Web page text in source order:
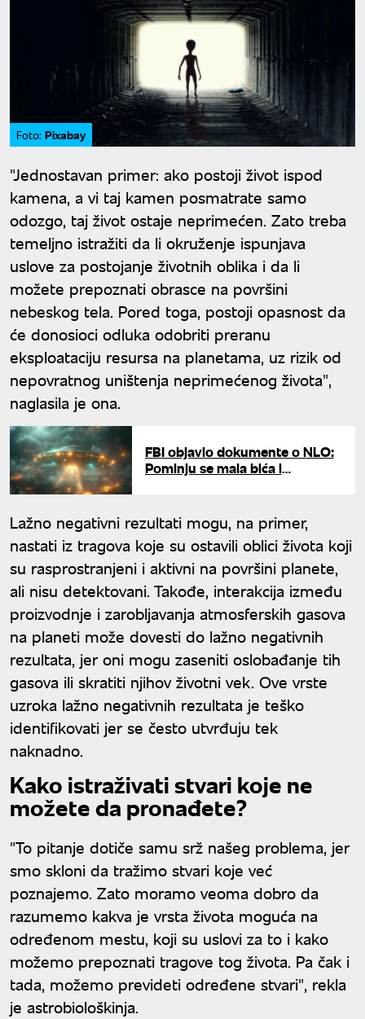
Foto: Pixabay
"Jednostavan primer: ako postoji život ispod
kamena, a vi taj kamen posmatrate samo
odozgo, taj život ostaje neprimećen. Zato treba
temeljno istražiti da li okruženje ispunjava
uslove za postojanje životnih oblika i da li
možete prepoznati obrasce na površini
nebeskog tela. Pored toga, postoji opasnost da
će donosioci odluka odobriti preranu
eksploataciju resursa na planetama, uz rizik od
nepovratnog uništenja neprimećenog života",
naglasila je ona.
FBI objavio dokumente o NLO:
Pominju se mala bića i
Lažno negativni rezultati mogu, na primer,
nastati iz tragova koje su ostavili oblici života koji
su rasprostranjeni i aktivni na površini planete,
ali nisu detektovani. Takođe, interakcija između
proizvodnje i zarobljavanja atmosferskih gasova
na planeti može dovesti do lažno negativnih
rezultata, jer oni mogu zaseniti oslobađanje tih
gasova ili skratiti njihov životni vek. Ove vrste
uzroka lažno negativnih rezultata je teško
identifikovati jer se često utvrđuju tek
naknadno.
Kako istraživati stvari koje ne
možete da pronađete?
"To pitanje dotiče samu srž našeg problema, jer
smo skloni da tražimo stvari koje već
poznajemo. Zato moramo veoma dobro da
razumemo kakva je vrsta života moguća na
određenom mestu, koji su uslovi za to i kako
možemo prepoznati tragove tog života. Pa čak i
tada, možemo prevideti određene stvari", rekla
je astrobiološkinja.